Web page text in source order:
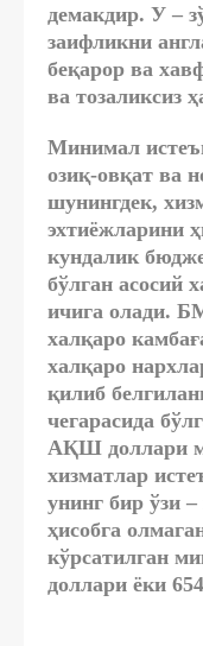
демакдир. У –
заифликни
беқарор ва
ва тозаликсиз
Минимал
озиқ-овқат ва
шунингдек,
эхтиёжларини
кундалик
бўлган асосий
ичига олади.
халқаро
халқаро
қилиб
чегарасида
АҚШ доллари
хизматлар
унинг бир ўзи
ҳисобга
кўрсатилган
доллари ёки